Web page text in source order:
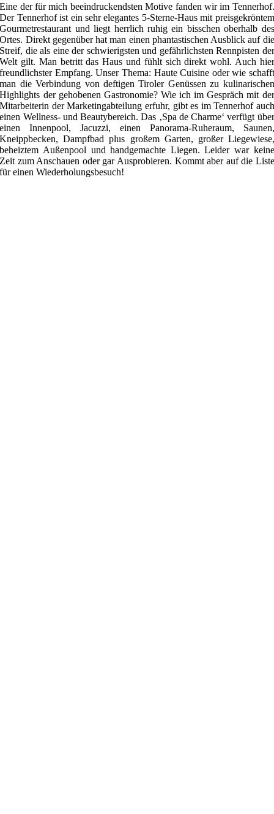
Eine der für mich beeindruckendsten Motive fanden wir im Tennerhof.
Der Tennerhof ist ein sehr elegantes 5-Sterne-Haus mit preisgekröntem
Gourmetrestaurant und liegt herrlich ruhig ein bisschen oberhalb des
Ortes. Direkt gegenüber hat man einen phantastischen Ausblick auf die
Streif, die als eine der schwierigsten und gefährlichsten Rennpisten der
Welt gilt. Man betritt das Haus und fühlt sich direkt wohl. Auch hier
freundlichster Empfang. Unser Thema: Haute Cuisine oder wie schafft
man die Verbindung von deftigen Tiroler Genüssen zu kulinarischen
Highlights der gehobenen Gastronomie? Wie ich im Gespräch mit der
Mitarbeiterin der Marketingabteilung erfuhr, gibt es im Tennerhof auch
einen Wellness- und Beautybereich. Das ‚Spa de Charme‘ verfügt über
einen Innenpool, Jacuzzi, einen Panorama-Ruheraum, Saunen,
Kneippbecken, Dampfbad plus großem Garten, großer Liegewiese,
beheiztem Außenpool und handgemachte Liegen. Leider war keine
Zeit zum Anschauen oder gar Ausprobieren. Kommt aber auf die Liste
für einen Wiederholungsbesuch!